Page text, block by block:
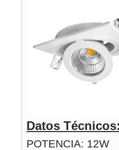
Datos
POTENCIA: 12W